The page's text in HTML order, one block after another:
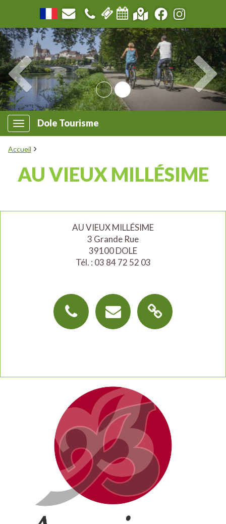
Dole Tourisme
Accueil
AU VIEUX MILLÉSIME
AU VIEUX MILLÉSIME
3 Grande Rue
39100 DOLE
Tél. : 03 84 72 52 03